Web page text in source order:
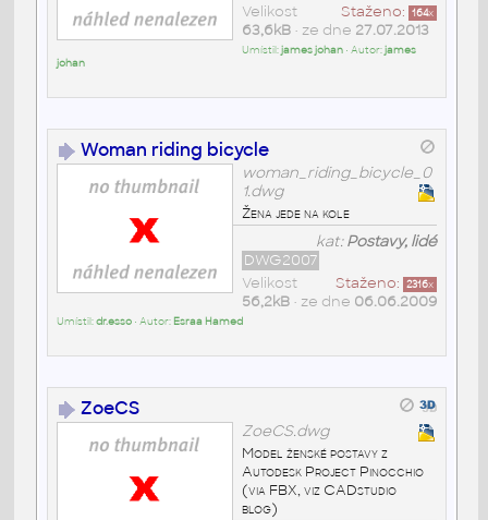
Staženo: 164x
Velikost
63,6kB• ze dne 27.07.2013
Umístil:james johan• Autor:james
johan
Woman riding bicycle
woman_riding_bicycle_0
1.dwg
Žena jede na kole
kat:Postavy, lidé
DWG2007
Staženo: 2316x
Velikost
56,2kB• ze dne 06.06.2009
Umístil:dr.esso• Autor: Esraa Hamed
ZoeCS
ZoeCS.dwg
Model ženské postavy z
Autodesk Project Pinocchio
(via FBX, viz CADstudio
blog)